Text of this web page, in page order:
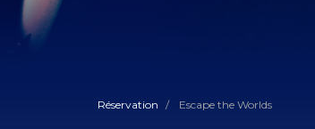
Réservation / Escape the Worlds